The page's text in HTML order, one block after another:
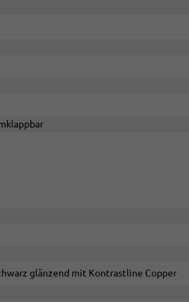
glänzend mit Kontrastline Copper